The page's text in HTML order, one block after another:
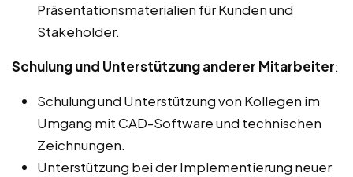
Präsentationsmaterialien für Kunden und
Stakeholder.
Schulung und Unterstützung anderer Mitarbeiter:
Schulung und Unterstützung von Kollegen im
Umgang mit CAD-Software und technischen
Zeichnungen.
Unterstützung bei der Implementierung neuer